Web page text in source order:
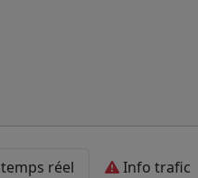
réel Info trafic